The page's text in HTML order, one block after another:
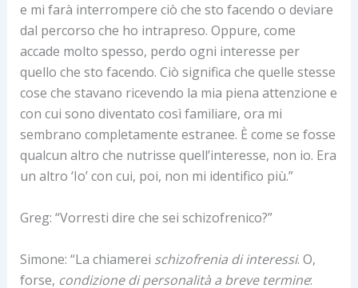
e mi farà interrompere ciò che sto facendo o deviare
dal percorso che ho intrapreso. Oppure, come
accade molto spesso, perdo ogni interesse per
quello che sto facendo. Ciò significa che quelle stesse
cose che stavano ricevendo la mia piena attenzione e
con cui sono diventato così familiare, ora mi
sembrano completamente estranee. È come se fosse
qualcun altro che nutrisse quell’interesse, non io. Era
un altro ‘Io’ con cui, poi, non mi identifico più.”
Greg: “Vorresti dire che sei schizofrenico?”
Simone: “La chiamerei schizofrenia di interessi. O,
forse, condizione di personalità a breve termine: